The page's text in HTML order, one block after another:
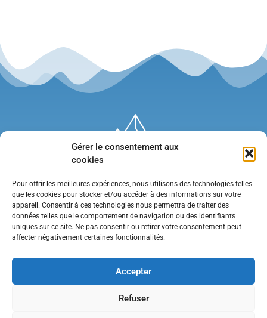
Gérer le consentement aux
cookies
Pour offrir les meilleures expériences, nous utilisons des technologies telles
que les cookies pour stocker et/ou accéder à des informations sur votre
appareil. Consentir à ces technologies nous permettra de traiter des
données telles que le comportement de navigation ou des identifiants
uniques sur ce site. Ne pas consentir ou retirer votre consentement peut
affecter négativement certaines fonctionnalités.
Accepter
Refuser
•Contact